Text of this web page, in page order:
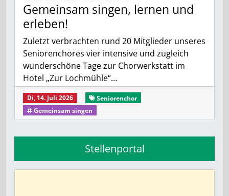
Gemeinsam singen, lernen und
erleben!
Zuletzt verbrachten rund 20 Mitglieder unseres
Seniorenchores vier intensive und zugleich
wunderschöne Tage zur Chorwerkstatt im
Hotel „Zur Lochmühle“…
Di, 14. Juli 2026
Seniorenchor
Gemeinsam singen
Stellenportal